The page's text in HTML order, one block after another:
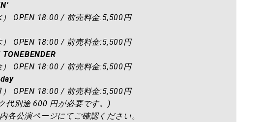
OPEN 18:00 / 前売料金:5,500円
OPEN 18:00 / 前売料金:5,500円
OPEN 18:00 / 前売料金:5,500円
OPEN 18:00 / 前売料金:5,500円
代別途 600 円が必要です。)
各公演ページにてご確認ください。